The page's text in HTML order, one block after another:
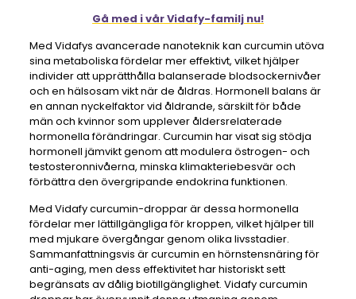
Gå med i vår Vidafy-familj nu!
Med Vidafys avancerade nanoteknik kan curcumin utöva
sina metaboliska fördelar mer effektivt, vilket hjälper
individer att upprätthålla balanserade blodsockernivåer
och en hälsosam vikt när de åldras. Hormonell balans är
en annan nyckelfaktor vid åldrande, särskilt för både
män och kvinnor som upplever åldersrelaterade
hormonella förändringar. Curcumin har visat sig stödja
hormonell jämvikt genom att modulera östrogen- och
testosteronnivåerna, minska klimakteriebesvär och
förbättra den övergripande endokrina funktionen.
Med Vidafy curcumin-droppar är dessa hormonella
fördelar mer lättillgängliga för kroppen, vilket hjälper till
med mjukare övergångar genom olika livsstadier.
Sammanfattningsvis är curcumin en hörnstensnäring för
anti-aging, men dess effektivitet har historiskt sett
begränsats av dålig biotillgänglighet. Vidafy curcumin